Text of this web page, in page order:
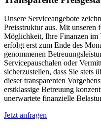
Unsere Serviceangebote
Preisstruktur aus. Mit unseren
Möglichkeit, Ihre Finanzen im
erfolgt erst zum Ende des
genommenen
Servicepauschalen oder
sicherzustellen, dass Sie stets
dieser transparenten
erstklassige Betreuung
unerwartete finanzielle
Jetzt anfragen